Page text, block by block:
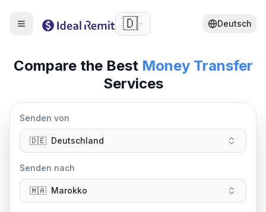
🇩🇪 Deutsch
Compare the Best Money Transfer
Services
Senden von
🇩🇪 Deutschland
Senden nach
🇲🇦 Marokko